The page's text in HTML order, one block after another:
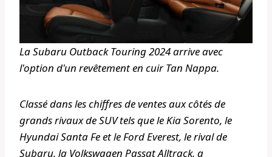
La Subaru Outback Touring 2024 arrive avec
l'option d'un revêtement en cuir Tan Nappa.
Classé dans les chiffres de ventes aux côtés de
grands rivaux de SUV tels que le Kia Sorento, le
Hyundai Santa Fe et le Ford Everest, le rival de
Subaru, la Volkswagen Passat Alltrack, a